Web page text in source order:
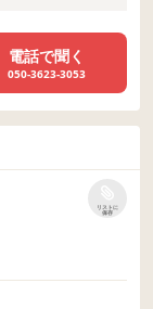
電話で聞く
050-3623-3053
リストに
保存